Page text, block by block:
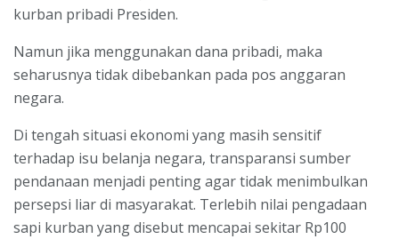
kurban pribadi Presiden.
Namun jika menggunakan dana pribadi, maka
seharusnya tidak dibebankan pada pos anggaran
negara.
Di tengah situasi ekonomi yang masih sensitif
terhadap isu belanja negara, transparansi sumber
pendanaan menjadi penting agar tidak menimbulkan
persepsi liar di masyarakat. Terlebih nilai pengadaan
sapi kurban yang disebut mencapai sekitar Rp100